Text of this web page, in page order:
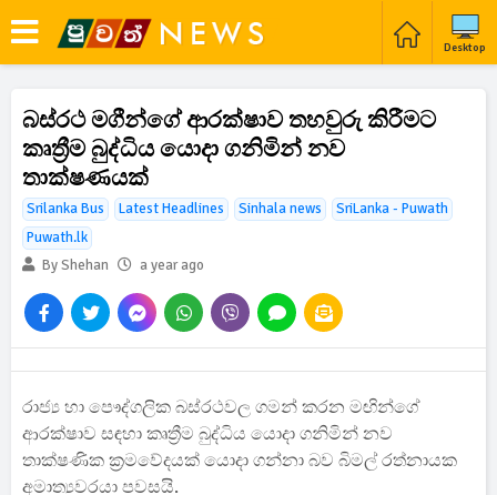
Desktop
බස්රථ මගීන්ගේ ආරක්ෂාව තහවුරු කිරීමට
කෘත්‍රීම බුද්ධිය යොදා ගනිමින් නව
තාක්ෂණයක්
Srilanka Bus Latest Headlines Sinhala news
SriLanka - Puwath
Puwath.lk
By Shehan
a year ago
රාජ්‍ය හා පෞද්ගලික බස්රථවල ගමන් කරන මඟින්ගේ
ආරක්ෂාව සඳහා කෘත්‍රීම බුද්ධිය යොදා ගනිමින් නව
තාක්ෂණික ක්‍රමවේදයක් යොදා ගන්නා බව බිමල් රත්නායක
අමාත්‍යවරයා පවසයි.